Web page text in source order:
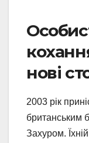
нові
2003 рік
британським
Захуром.